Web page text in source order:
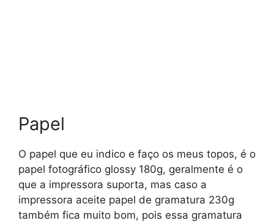
Papel
O papel que eu indico e faço os meus topos, é o
papel fotográfico glossy 180g, geralmente é o
que a impressora suporta, mas caso a
impressora aceite papel de gramatura 230g
também fica muito bom, pois essa gramatura